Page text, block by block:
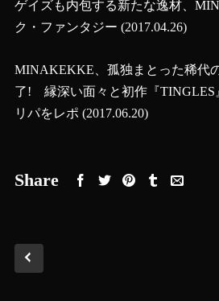
ゲイズも内包する新たな逸材、
ク・ファンタジー (2017.04.26)
MINAKEKKE、孤独まとった稀代
了! 縁深い面々と初作『TINGLES
リパをレポ (2017.06.20)
Share